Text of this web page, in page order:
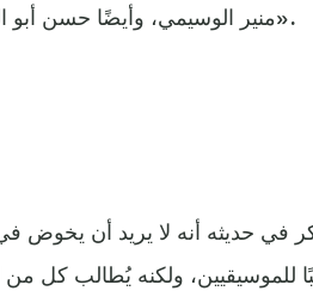
منير الوسيمي، وأيضًا حسن أبو السعود، ولكن من قدم إنجازات؟ هذا هو المهم».
في حديثه أنه لا يريد أن
للموسيقيين، ولكنه يُطالب كل من